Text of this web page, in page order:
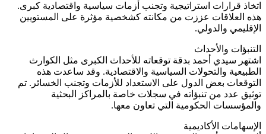
اتخاذ قرارات استراتيجية وتجنب أزمات سياسية واقتصادية كبرى.
هذه العلاقات عززت من مكانته كشخصية مؤثرة على المستويين
الإقليمي والدولي.
التنبؤات والأحداث
اشتهر سيدي أحمد بدقة توقعاته للأحداث الكبرى مثل الكوارث
الطبيعية والتحولات السياسية والاقتصادية. وقد ساعدت هذه
التوقعات بعض الدول على الاستعداد للأزمات وتجنب الخسائر. تم
توثيق عدد من تنبؤاته في سجلات خاصة بالمراكز البحثية
والمؤسسات الحكومية التي تعاون معها.
الإسهامات الأكاديمية